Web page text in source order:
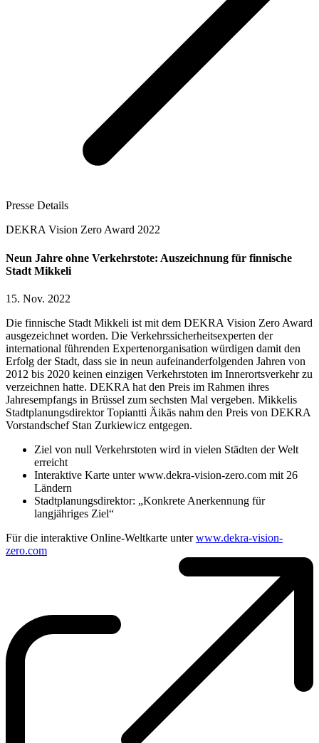
Presse Details
DEKRA Vision Zero Award 2022
Neun Jahre ohne Verkehrstote: Auszeichnung für finnische
Stadt Mikkeli
15. Nov. 2022
Die finnische Stadt Mikkeli ist mit dem DEKRA Vision Zero Award
ausgezeichnet worden. Die Verkehrssicherheitsexperten der
international führenden Expertenorganisation würdigen damit den
Erfolg der Stadt, dass sie in neun aufeinanderfolgenden Jahren von
2012 bis 2020 keinen einzigen Verkehrstoten im Innerortsverkehr zu
verzeichnen hatte. DEKRA hat den Preis im Rahmen ihres
Jahresempfangs in Brüssel zum sechsten Mal vergeben. Mikkelis
Stadtplanungsdirektor Topiantti Äikäs nahm den Preis von DEKRA
Vorstandschef Stan Zurkiewicz entgegen.
Ziel von null Verkehrstoten wird in vielen Städten der Welt
erreicht
Interaktive Karte unter www.dekra-vision-zero.com mit 26
Ländern
Stadtplanungsdirektor: „Konkrete Anerkennung für
langjähriges Ziel“
Für die interaktive Online-Weltkarte unterwww.dekra-vision-
zero.com